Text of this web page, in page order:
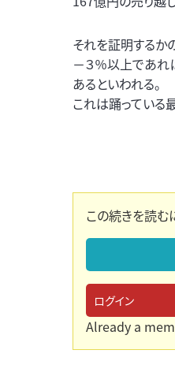
それを証明するか
－３％以上であれ
あるといわれる。
これは踊っている
この続きを読む
ログイン
Already a